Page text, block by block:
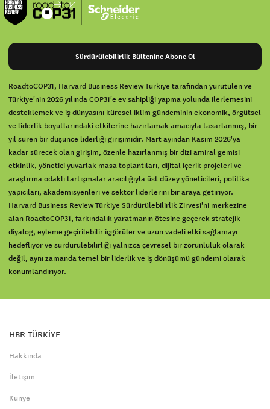
Sürdürülebilirlik Bültenine Abone Ol
RoadtoCOP31, Harvard Business Review Türkiye tarafından yürütülen ve
Türkiye'nin 2026 yılında COP31'e ev sahipliği yapma yolunda ilerlemesini
desteklemek ve iş dünyasını küresel iklim gündeminin ekonomik, örgütsel
ve liderlik boyutlarındaki etkilerine hazırlamak amacıyla tasarlanmış, bir
yıl süren bir düşünce liderliği girişimidir. Mart ayından Kasım 2026'ya
kadar sürecek olan girişim, özenle hazırlanmış bir dizi amiral gemisi
etkinlik, yönetici yuvarlak masa toplantıları, dijital içerik projeleri ve
araştırma odaklı tartışmalar aracılığıyla üst düzey yöneticileri, politika
yapıcıları, akademisyenleri ve sektör liderlerini bir araya getiriyor.
Harvard Business Review Türkiye Sürdürülebilirlik Zirvesi'ni merkezine
alan RoadtoCOP31, farkındalık yaratmanın ötesine geçerek stratejik
diyalog, eyleme geçirilebilir içgörüler ve uzun vadeli etki sağlamayı
hedefliyor ve sürdürülebilirliği yalnızca çevresel bir zorunluluk olarak
değil, aynı zamanda temel bir liderlik ve iş dönüşümü gündemi olarak
konumlandırıyor.
HBR TÜRKİYE
Hakkında
İletişim
Künye